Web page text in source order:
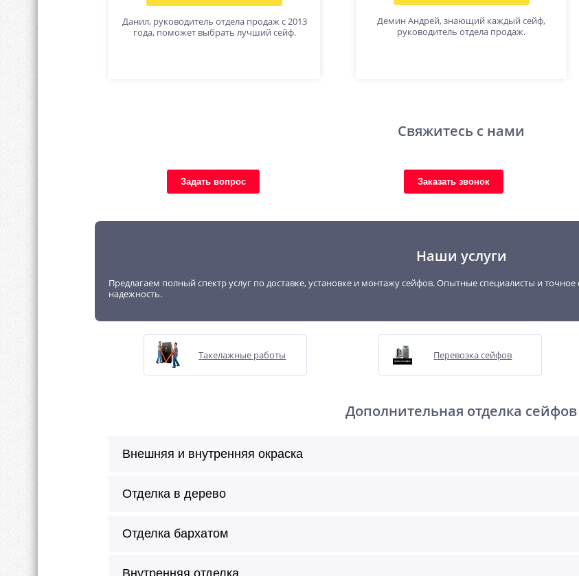
Данил, руководитель отдела продаж с 2013
года, поможет выбрать лучший сейф.
Демин Андрей, знающий каждый сейф,
руководитель отдела продаж.
Свяжитесь с нами
Задать вопрос Заказать звонок
Наши услуги
Предлагаем полный спектр услуг по доставке, установке и монтажу сейфов. Опытные специалисты и
надежность.
Такелажные работы Перевозка сейфов
Дополнительная отделка сейфов
Внешняя и внутренняя окраска
Отделка в дерево
Отделка бархатом
Внутренняя отделка